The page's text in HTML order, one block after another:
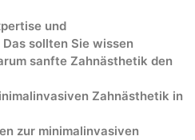
und
sollten Sie wissen
sanfte Zahnästhetik den
Zahnästhetik in
zur minimalinvasiven